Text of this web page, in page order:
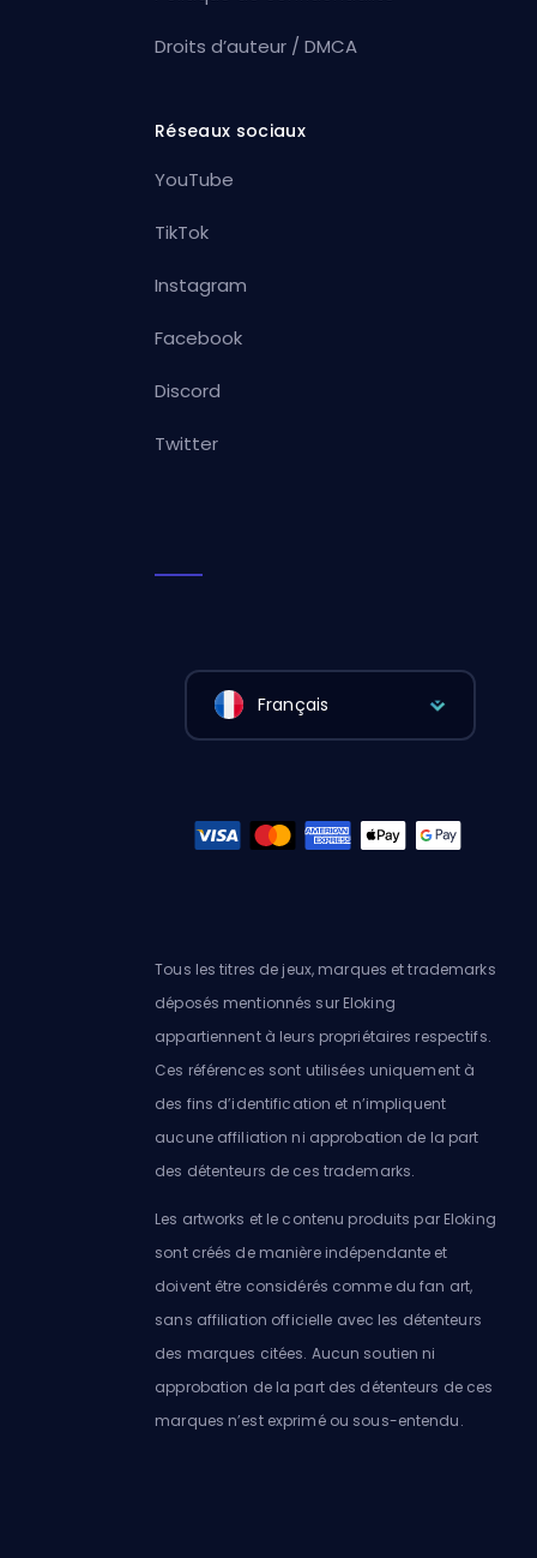
Droits d’auteur / DMCA
Réseaux sociaux
YouTube
TikTok
Instagram
Facebook
Discord
Twitter
Français
Tous les titres de jeux, marques et trademarks
déposés mentionnés sur Eloking
appartiennent à leurs propriétaires respectifs.
Ces références sont utilisées uniquement à
des fins d’identification et n’impliquent
aucune affiliation ni approbation de la part
des détenteurs de ces trademarks.
Les artworks et le contenu produits par Eloking
sont créés de manière indépendante et
doivent être considérés comme du fan art,
sans affiliation officielle avec les détenteurs
des marques citées. Aucun soutien ni
approbation de la part des détenteurs de ces
marques n’est exprimé ou sous-entendu.